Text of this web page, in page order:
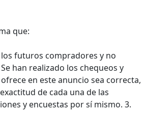
que:
futuros compradores y no
han realizado los chequeos y
en este anuncio sea correcta,
de cada una de las
y encuestas por sí mismo. 3.